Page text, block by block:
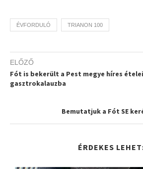
ÉVFORDULÓ TRIANON 100
ELŐZŐ
Fót is bekerült a Pest megye híres
gasztrokalauzba
Bemutatjuk a Fót SE
ÉRDEKES